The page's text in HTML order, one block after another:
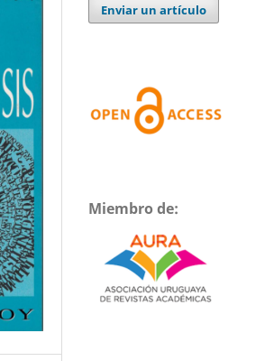
Enviar un artículo
Miembro de: